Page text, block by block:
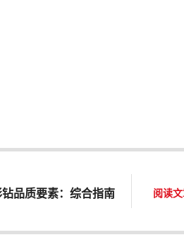
钻品质要素：综合指南 阅读